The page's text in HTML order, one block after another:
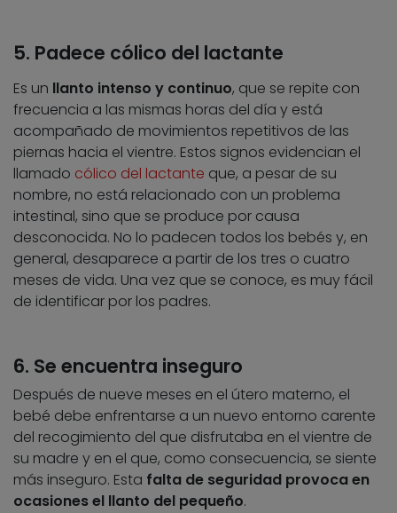
5. Padece cólico del lactante
Es un llanto intenso y continuo, que se repite con
frecuencia a las mismas horas del día y está
acompañado de movimientos repetitivos de las
piernas hacia el vientre. Estos signos evidencian el
llamado cólico del lactante que, a pesar de su
nombre, no está relacionado con un problema
intestinal, sino que se produce por causa
desconocida. No lo padecen todos los bebés y, en
general, desaparece a partir de los tres o cuatro
meses de vida. Una vez que se conoce, es muy fácil
de identificar por los padres.
6. Se encuentra inseguro
Después de nueve meses en el útero materno, el
bebé debe enfrentarse a un nuevo entorno carente
del recogimiento del que disfrutaba en el vientre de
su madre y en el que, como consecuencia, se siente
más inseguro. Esta falta de seguridad provoca en
ocasiones el llanto del pequeño.